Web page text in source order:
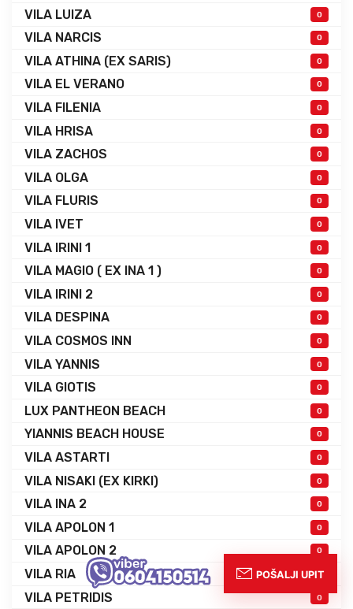
VILA LUIZA 0
VILA NARCIS 0
VILA ATHINA (EX SARIS) 0
VILA EL VERANO 0
VILA FILENIA 0
VILA HRISA 0
VILA ZACHOS 0
VILA OLGA 0
VILA FLURIS 0
VILA IVET 0
VILA IRINI 1 0
VILA MAGIO ( EX INA 1 ) 0
VILA IRINI 2 0
VILA DESPINA 0
VILA COSMOS INN 0
VILA YANNIS 0
VILA GIOTIS 0
LUX PANTHEON BEACH 0
YIANNIS BEACH HOUSE 0
VILA ASTARTI 0
VILA NISAKI (EX KIRKI) 0
VILA INA 2 0
VILA APOLON 1 0
VILA APOLON 2 0
VILA RIA 0
VILA PETRIDIS 0